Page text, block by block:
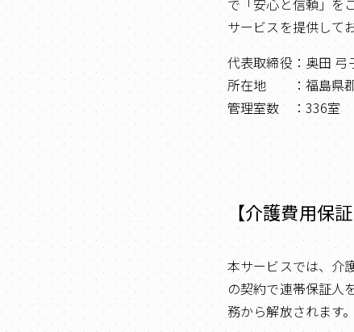
で「安心と信頼」を
サービスを提供して
代表取締役：奥田 弓
所在地 ：福島県郡
管理室数 ：336室
【介護費用保
本サービスでは、介
の契約で連帯保証人
務から解放されます。